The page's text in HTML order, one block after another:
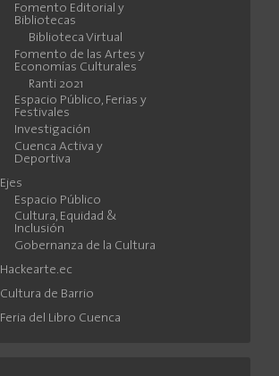
Fomento Editorial y
Bibliotecas
Biblioteca Virtual
Fomento de las Artes y
Economías Culturales
Ranti 2021
Espacio Público, Ferias y
Festivales
Investigación
Cuenca Activa y
Deportiva
Ejes
Espacio Público
Cultura, Equidad &
Inclusión
Gobernanza de la Cultura
Hackearte.ec
Cultura de Barrio
Feria del Libro Cuenca